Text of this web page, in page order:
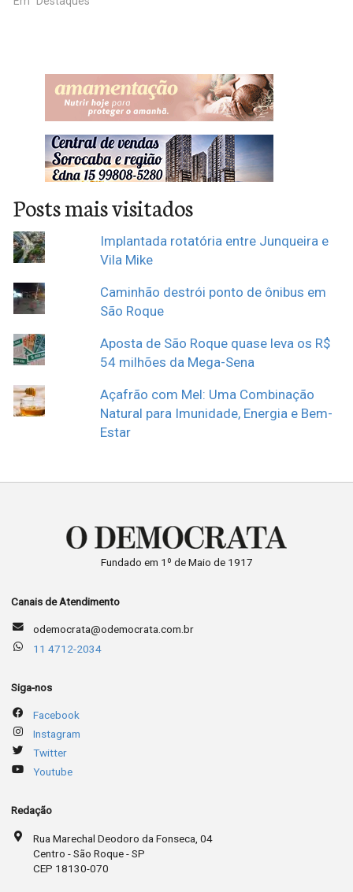
Posts mais visitados
Implantada rotatória entre Junqueira e
Vila Mike
Caminhão destrói ponto de ônibus em
São Roque
Aposta de São Roque quase leva os R$
54 milhões da Mega-Sena
Açafrão com Mel: Uma Combinação
Natural para Imunidade, Energia e Bem-
Estar
Fundado em 1º de Maio de 1917
Canais de Atendimento
odemocrata@odemocrata.com.br
11 4712-2034
Siga-nos
Facebook
Instagram
Twitter
Youtube
Redação
Rua Marechal Deodoro da Fonseca, 04
Centro - São Roque - SP
CEP 18130-070